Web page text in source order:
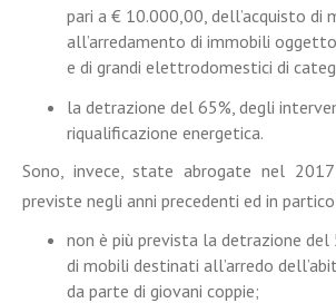
pari a € 10.000,00, dell’acquisto di
all’arredamento di immobili
e di grandi elettrodomestici di
la detrazione del 65%, degli
riqualificazione energetica.
Sono, invece, state abrogate nel
previste negli anni precedenti ed in
non è più prevista la detrazione del
di mobili destinati all’arredo
da parte di giovani coppie;